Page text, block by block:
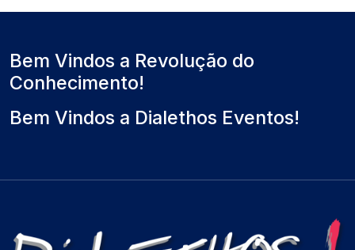
Bem Vindos a Revolução do
Conhecimento!
Bem Vindos a Dialethos Eventos!